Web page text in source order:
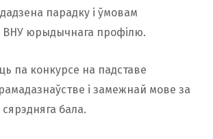
парадку і ўмовам
ВНУ юрыдычнага профілю.
па конкурсе на падставе
і замежнай мове за
бала.